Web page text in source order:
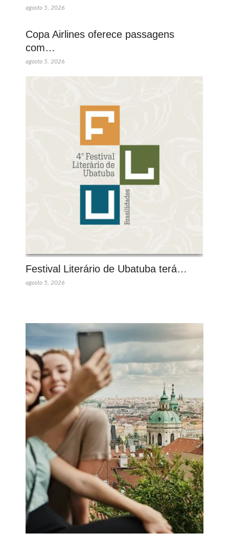
agosto 5, 2026
Copa Airlines oferece passagens
com…
agosto 5, 2026
Festival Literário de Ubatuba terá…
agosto 5, 2026